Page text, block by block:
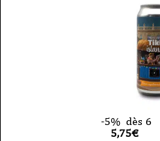
-5% dès 6
5,75€